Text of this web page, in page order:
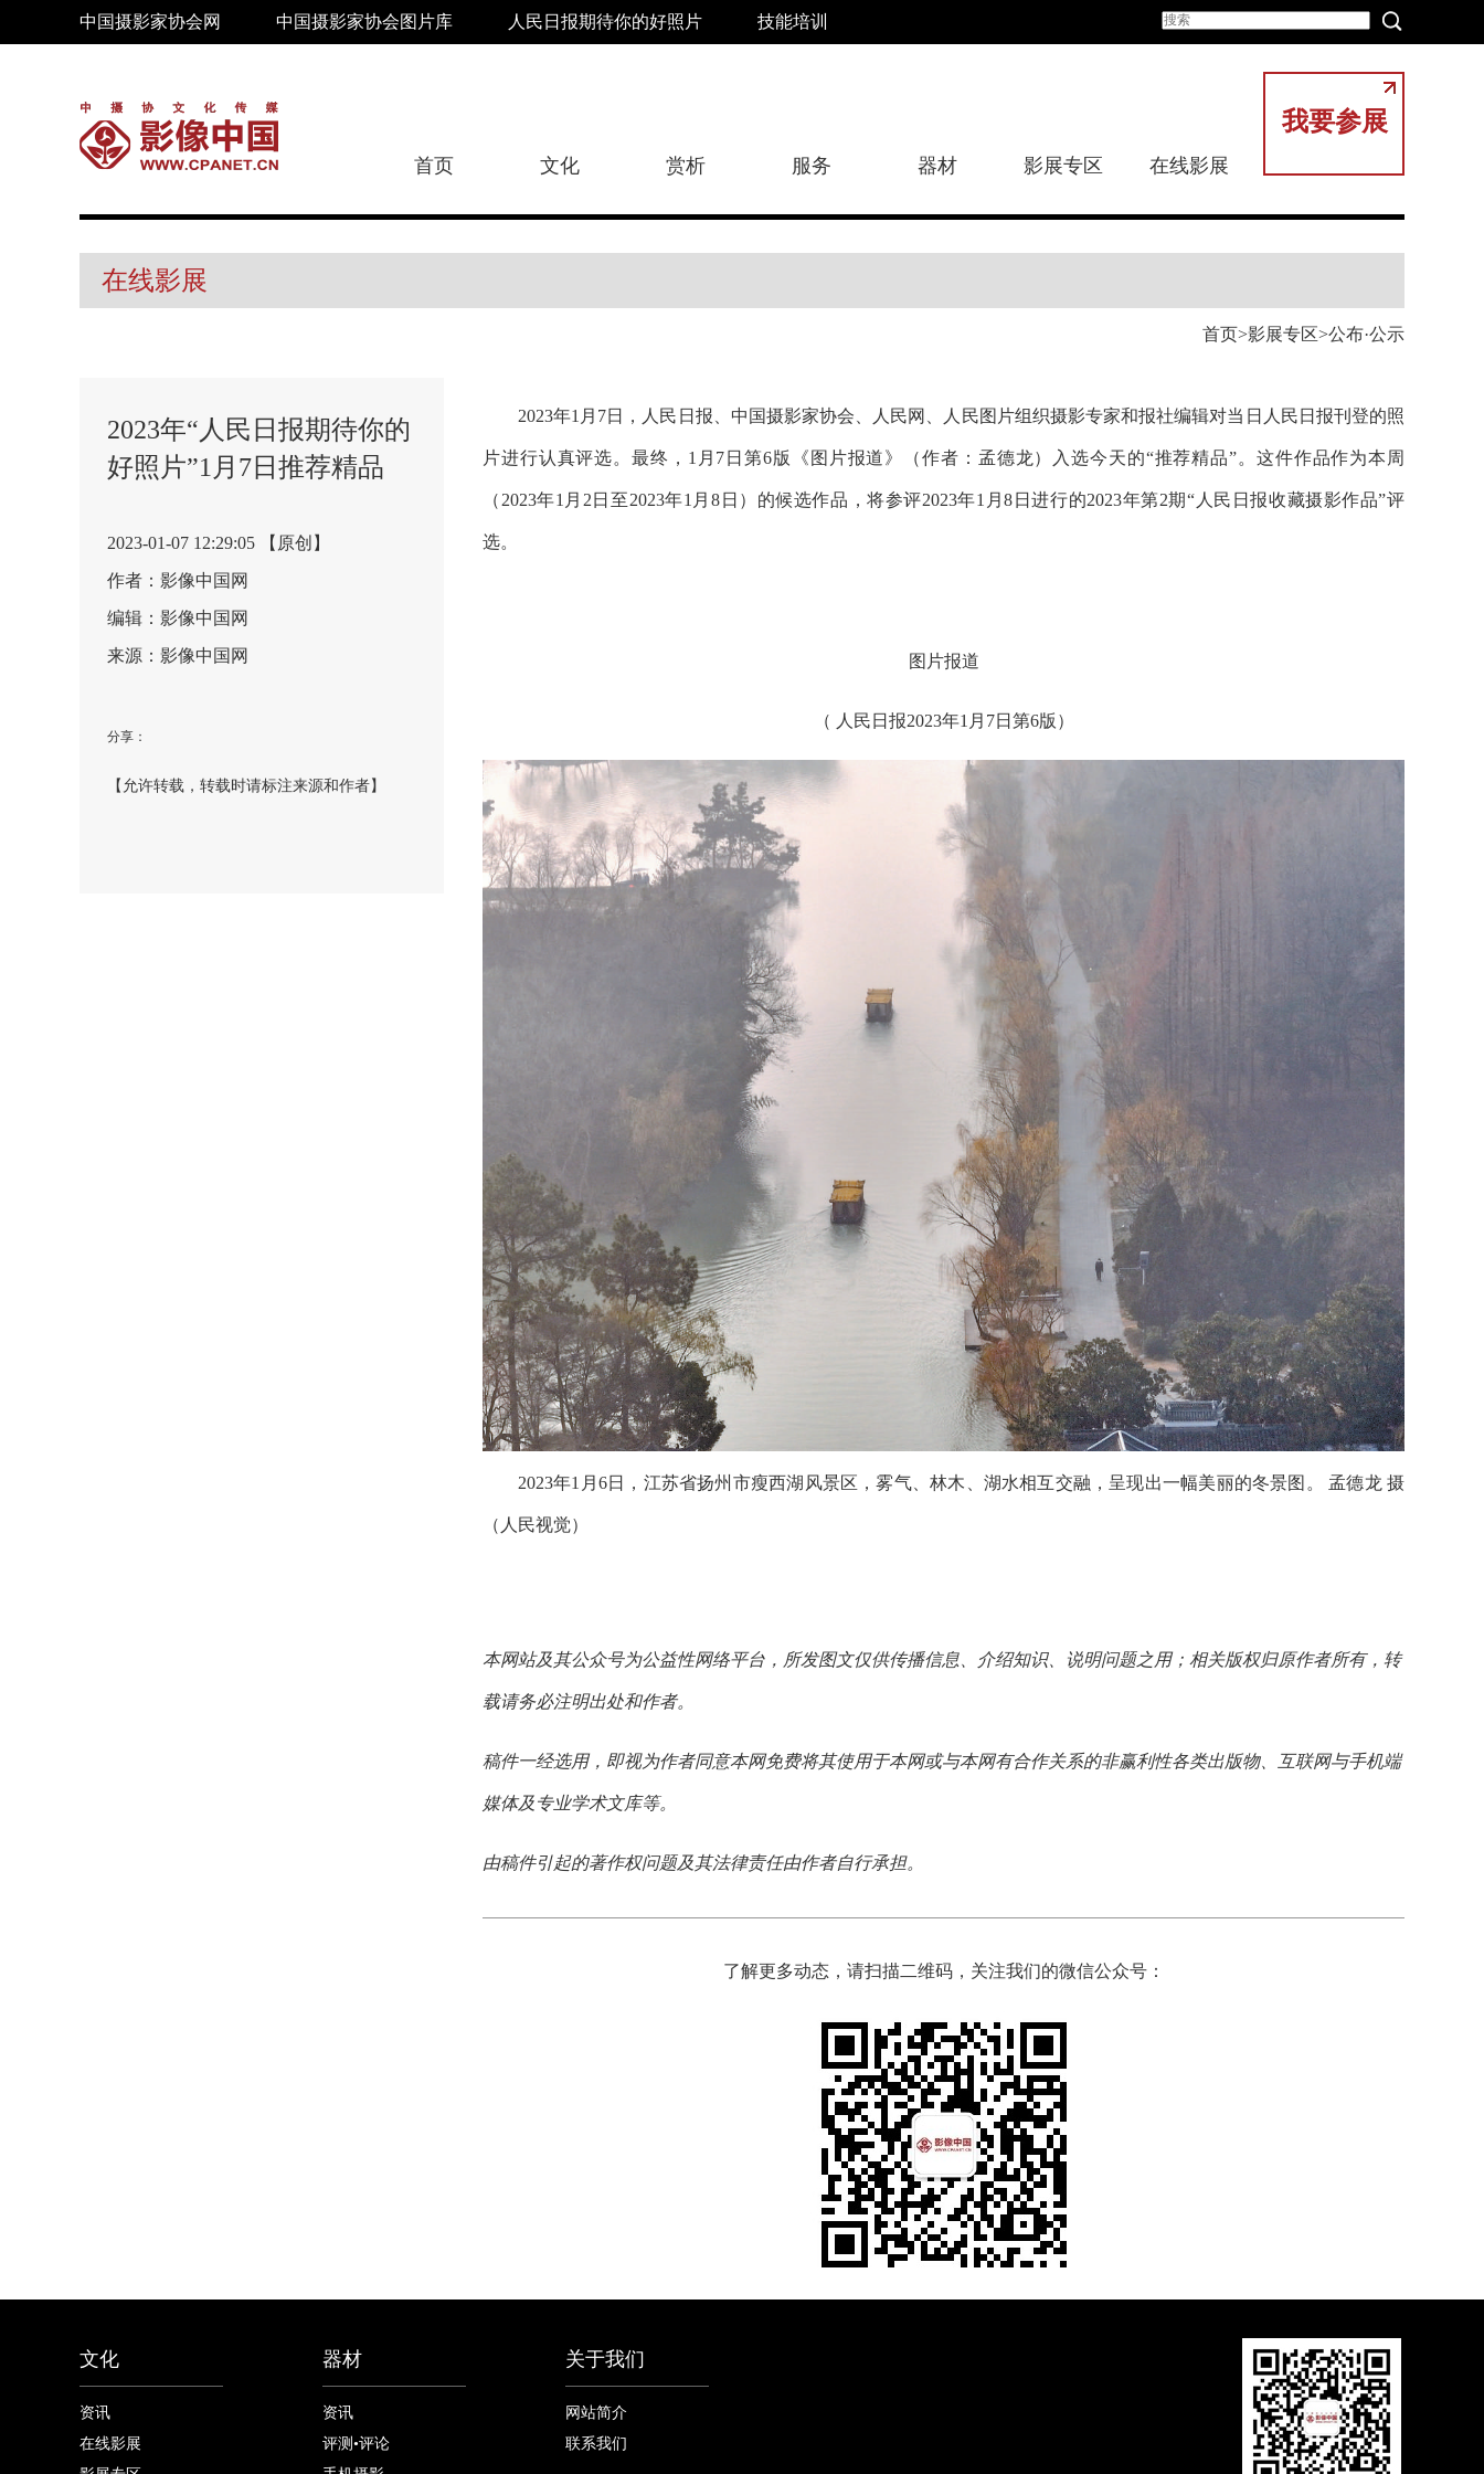
中国摄影家协会网 中国摄影家协会图片库 人民日报期待你的好照片 技能培训
我要参展
首页 文化 赏析 服务 器材 影展专区 在线影展
在线影展
首页 影展专区 公布·公示
2023年“人民日报期待你的
好照片”1月7日推荐精品
2023-01-07 12:29:05 【原创】
作者：影像中国网
编辑：影像中国网
来源：影像中国网
分享：
【允许转载，转载时请标注来源和作者】
2023年1月7日，人民日报、中国摄影家协会、人民网、人民图片组织摄影专家和报社编辑对当日人民日报刊登的照
片进行认真评选。最终， 1月7日第6版 《 图片报道》（作者： 孟德龙） 入选今天的“推荐精品”。这件作品作为本周
（2023年1月2日至2023年1月8日）的候选作品，将参评2023年1月8日进行的2023年第2期“人民日报收藏摄影作品”评
选。
图片报道
（ 人民日报2023年1月7日第6版）
2023年1月6日，江苏省扬州市瘦西湖风景区，雾气、林木、湖水相互交融，呈现出一幅美丽的冬景图。 孟德龙 摄
（人民视觉）
本网站及其公众号为公益性网络平台，所发图文仅供传播信息、介绍知识、说明问题之用；相关版权归原作者所有，转
载请务必注明出处和作者。
稿件一经选用，即视为作者同意本网免费将其使用于本网或与本网有合作关系的非赢利性各类出版物、互联网与手机端
媒体及专业学术文库等。
由稿件引起的著作权问题及其法律责任由作者自行承担。
了解更多动态，请扫描二维码，关注我们的微信公众号：
文化
资讯
在线影展
器材
资讯
评测•评论
关于我们
网站简介
联系我们